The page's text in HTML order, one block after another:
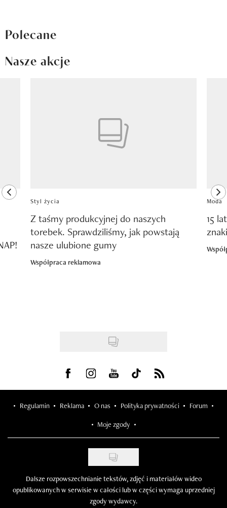
Polecane
Nasze akcje
previous element
Styl życia
Z taśmy produkcyjnej do naszych
torebek. Sprawdziliśmy, jak powstają
nasze ulubione gumy
Współpraca reklamowa
Moda
15
Visit us on Facebook
Visit us on Instagram
Visit us on Youtube
Visit us on Tiktok
Visit us on Rss
Regulamin Reklama O nas Polityka prywatności Forum
Moje zgody
Dalsze rozpowszechnianie tekstów, zdjęć i materiałów wideo
opublikowanych w serwisie w całości lub w części wymaga uprzedniej
zgody wydawcy.